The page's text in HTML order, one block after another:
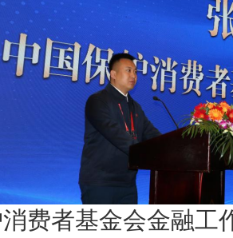
费者基金会金融工